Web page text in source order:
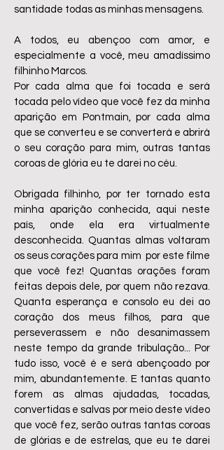
santidade todas as minhas mensagens.
A todos, eu abençoo com amor, e
especialmente a você, meu amadíssimo
filhinho Marcos.
Por cada alma que foi tocada e será
tocada pelo vídeo que você fez da minha
aparição em Pontmain, por cada alma
que se converteu e se converterá e abrirá
o seu coração para mim, outras tantas
coroas de glória eu te darei no céu.
Obrigada filhinho, por ter tornado esta
minha aparição conhecida, aqui neste
país, onde ela era virtualmente
desconhecida. Quantas almas voltaram
os seus corações para mim por este filme
que você fez! Quantas orações foram
feitas depois dele, por quem não rezava.
Quanta esperança e consolo eu dei ao
coração dos meus filhos, para que
perseverassem e não desanimassem
neste tempo da grande tribulação... Por
tudo isso, você é e será abençoado por
mim, abundantemente. E tantas quanto
forem as almas ajudadas, tocadas,
convertidas e salvas por meio deste vídeo
que você fez, serão outras tantas coroas
de glórias e de estrelas, que eu te darei